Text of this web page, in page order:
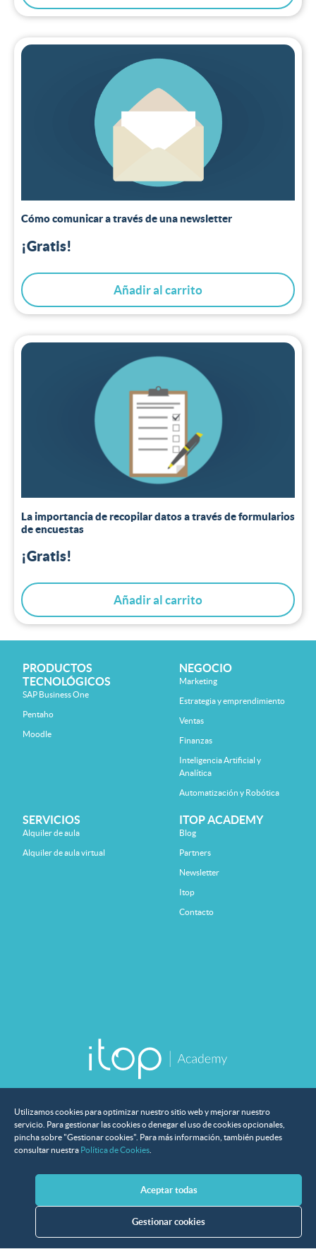
Utilizamos cookies para optimizar nuestro sitio web y mejorar nuestro
servicio. Para gestionar las cookies o denegar el uso de cookies opcionales,
pincha sobre "Gestionar cookies". Para más información, también puedes
consultar nuestra Política de Cookies
Aceptar todas
Gestionar cookies
Cómo comunicar a través de una newsletter
¡Gratis!
Añadir al carrito
La importancia de recopilar datos a través de formularios
de encuestas
¡Gratis!
Añadir al carrito
PRODUCTOS
TECNOLÓGICOS
SAP Business One
Pentaho
Moodle
NEGOCIO
Marketing
Estrategia y emprendimiento
Ventas
Finanzas
Inteligencia Artificial y
Analítica
Automatización y Robótica
SERVICIOS
Alquiler de aula
Alquiler de aula virtual
ITOP ACADEMY
Blog
Partners
Newsletter
Itop
Contacto
Instituciones que han confiado en nosotros